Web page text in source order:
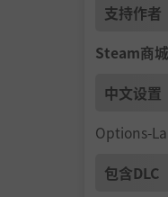
支持作者
Steam商城
中文设置
Options-
包含DLC